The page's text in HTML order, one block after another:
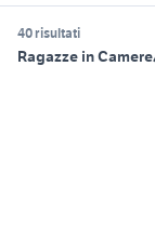
40 risultati
Ragazze in